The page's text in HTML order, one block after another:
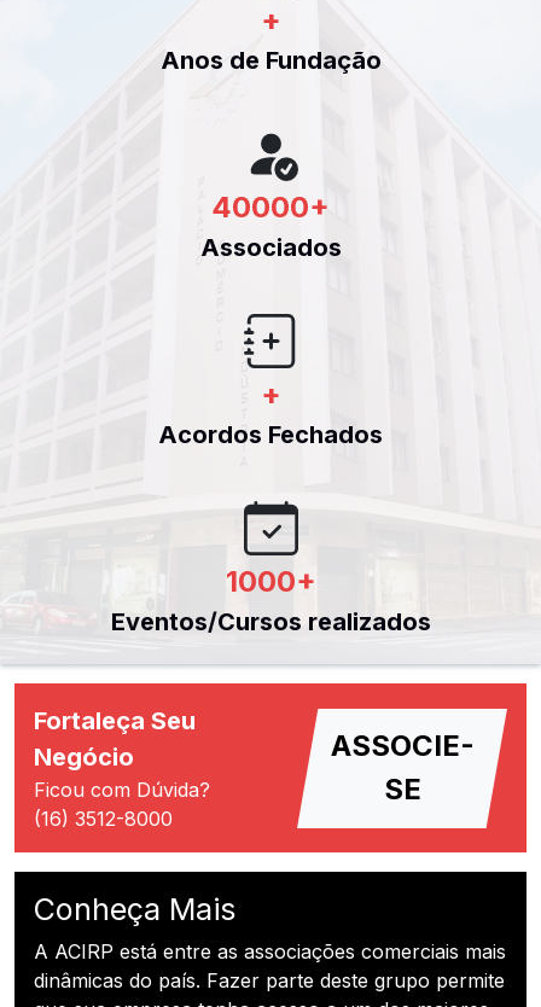
+
Anos de Fundação
40000+
Associados
+
Acordos Fechados
1000+
Eventos/Cursos realizados
Fortaleça Seu
Negócio
Ficou com Dúvida?
(16) 3512-8000
ASSOCIE-
SE
Conheça Mais
A ACIRP está entre as associações comerciais mais
dinâmicas do país. Fazer parte deste grupo permite